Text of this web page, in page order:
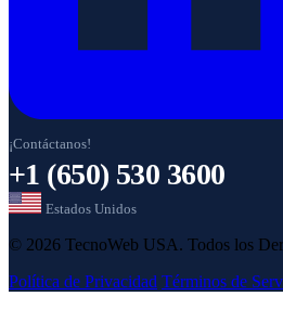
¡Contáctanos!
+1 (650) 530 3600
Estados Unidos
© 2026 TecnoWeb USA. Todos los
Política de Privacidad Términos de